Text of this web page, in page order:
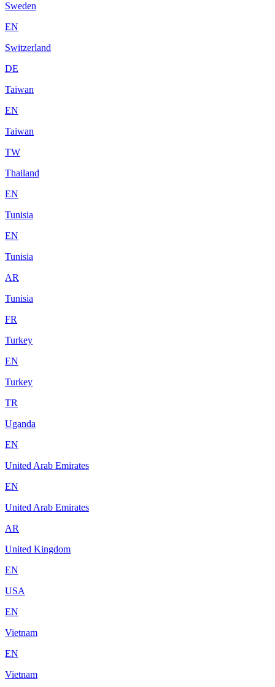
Sweden
EN
Switzerland
DE
Taiwan
EN
Taiwan
TW
Thailand
EN
Tunisia
EN
Tunisia
AR
Tunisia
FR
Turkey
EN
Turkey
TR
Uganda
EN
United Arab Emirates
EN
United Arab Emirates
AR
United Kingdom
EN
USA
EN
Vietnam
EN
Vietnam